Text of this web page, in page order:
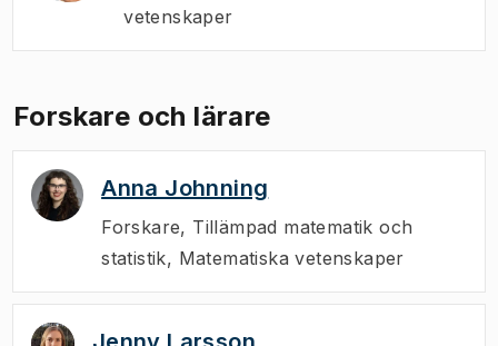
vetenskaper
Forskare och lärare
Anna Johnning
Forskare, Tillämpad matematik och
statistik, Matematiska vetenskaper